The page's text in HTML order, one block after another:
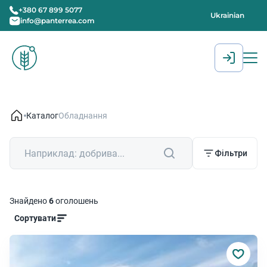
+380 67 899 5077
info@panterrea.com
Ukrainian
КаталогОбладнання
Фільтри
Фільтри
Знайдено6оголошень
Сортувати